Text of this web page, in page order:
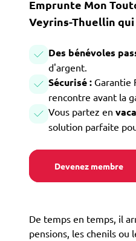
Emprunte Mon
Veyrins-Thuellin
Des bénévoles
d'argent.
Sécurisé : Garantie
rencontre avant la
Vous partez en
solution parfaite
Devenez membre
De temps en temps, il
pensions, les chenils ou